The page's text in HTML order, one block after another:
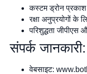
कस्टम ड्रोन प्रकाश
रक्षा अनुप्रयोगों के
परिशुद्धता जीपीएस
संपर्क जानकारी:
वेबसाइट: